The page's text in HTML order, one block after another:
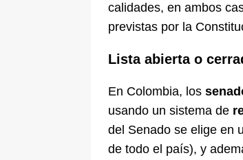
calidades, en ambos
previstas por la
Lista abierta o
En Colombia, los
usando un sistema de
del Senado se elige en
de todo el país), y